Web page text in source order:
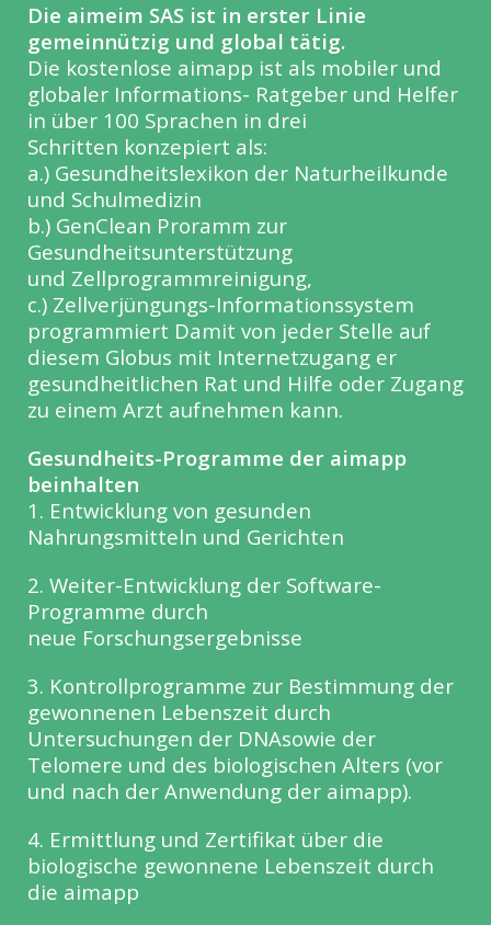
Die aimeim SAS ist in erster Linie
gemeinnützig und global tätig.
Die kostenlose aimapp ist als mobiler und
globaler Informations- Ratgeber und Helfer
in über 100 Sprachen in drei
Schritten konzepiert als:
a.) Gesundheitslexikon der Naturheilkunde
und Schulmedizin
b.) GenClean Proramm zur
Gesundheitsunterstützung
und Zellprogrammreinigung,
c.) Zellverjüngungs-Informationssystem
programmiert Damit von jeder Stelle auf
diesem Globus mit Internetzugang er
gesundheitlichen Rat und Hilfe oder Zugang
zu einem Arzt aufnehmen kann.
Gesundheits-Programme der aimapp
beinhalten
1. Entwicklung von gesunden
Nahrungsmitteln und Gerichten
2. Weiter-Entwicklung der Software-
Programme durch
neue Forschungsergebnisse
3. Kontrollprogramme zur Bestimmung der
gewonnenen Lebenszeit durch
Untersuchungen der DNAsowie der
Telomere und des biologischen Alters (vor
und nach der Anwendung der aimapp).
4. Ermittlung und Zertifikat über die
biologische gewonnene Lebenszeit durch
die aimapp